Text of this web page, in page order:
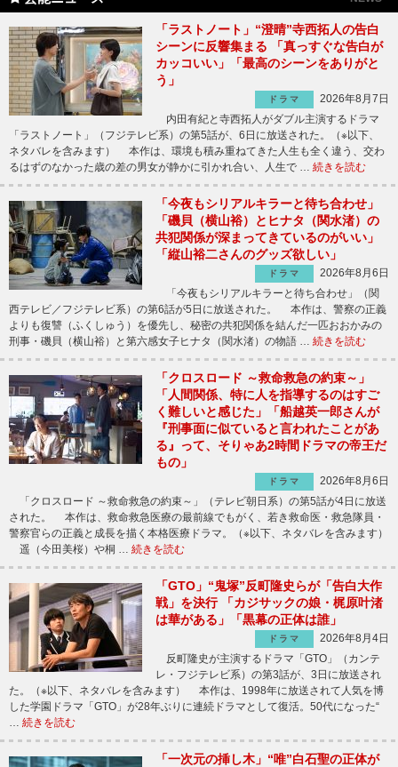
「ラストノート」“澄晴”寺西拓人の告白
シーンに反響集まる 「真っすぐな告白が
カッコいい」「最高のシーンをありがと
う」
ドラマ
2026年8月7日
内田有紀と寺西拓人がダブル主演するドラマ
「ラストノート」（フジテレビ系）の第5話が、6日に放送された。（※以下、
ネタバレを含みます） 本作は、環境も積み重ねてきた人生も全く違う、交わ
るはずのなかった歳の差の男女が静かに引かれ合い、人生で … 続きを読む
「今夜もシリアルキラーと待ち合わせ」
「磯貝（横山裕）とヒナタ（関水渚）の
共犯関係が深まってきているのがいい」
「縦山裕二さんのグッズ欲しい」
ドラマ
2026年8月6日
「今夜もシリアルキラーと待ち合わせ」（関
西テレビ／フジテレビ系）の第6話が5日に放送された。 本作は、警察の正義
よりも復讐（ふくしゅう）を優先し、秘密の共犯関係を結んだ一匹おおかみの
刑事・磯貝（横山裕）と第六感女子ヒナタ（関水渚）の物語 … 続きを読む
「クロスロード ～救命救急の約束～」
「人間関係、特に人を指導するのはすご
く難しいと感じた」「船越英一郎さんが
『刑事面に似ていると言われたことがあ
る』って、そりゃあ2時間ドラマの帝王だ
もの」
ドラマ
2026年8月6日
「クロスロード ～救命救急の約束～」（テレビ朝日系）の第5話が4日に放送
された。 本作は、救命救急医療の最前線でもがく、若き救命医・救急隊員・
警察官らの正義と成長を描く本格医療ドラマ。（※以下、ネタバレを含みます）
遥（今田美桜）や桐 … 続きを読む
「GTO」“鬼塚”反町隆史らが「告白大作
戦」を決行 「カジサックの娘・梶原叶渚
は華がある」「黒幕の正体は誰」
ドラマ
2026年8月4日
反町隆史が主演するドラマ「GTO」（カンテ
レ・フジテレビ系）の第3話が、3日に放送され
た。（※以下、ネタバレを含みます） 本作は、1998年に放送されて人気を博
した学園ドラマ「GTO」が28年ぶりに連続ドラマとして復活。50代になった“
… 続きを読む
「一次元の挿し木」“唯”白石聖の正体が